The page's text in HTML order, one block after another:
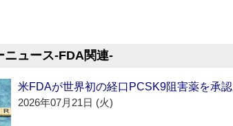
ュース‐FDA関連‐
米FDAが世界初の経口PCSK9阻害薬を承認
2026年07月21日 (火)